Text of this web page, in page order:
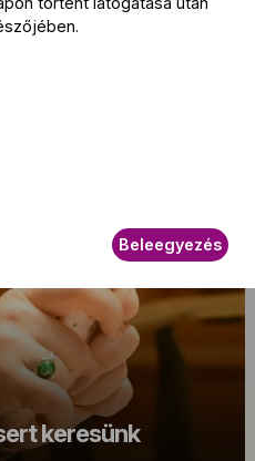
keresünk
Beleegyezés